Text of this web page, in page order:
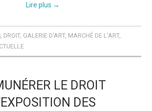
Lire plus →
, DROIT, GALERIE D'ART, MARCHÉ DE L'ART,
LE DROIT
DES